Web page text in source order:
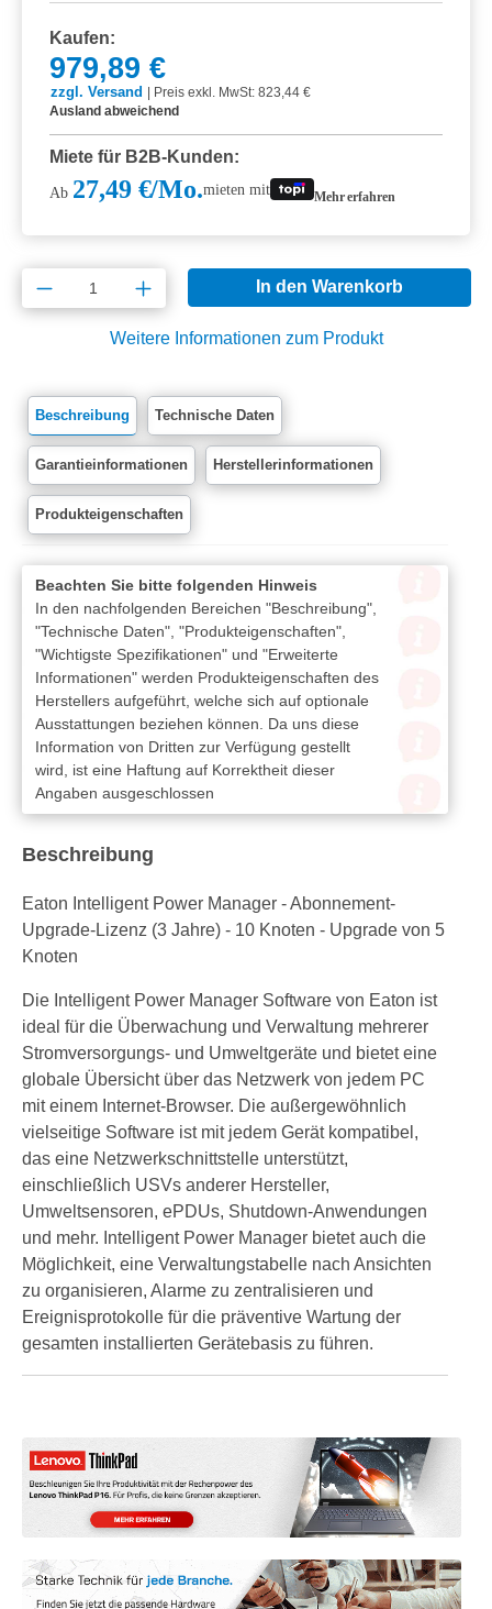
Kaufen:
979,89 €
zzgl. Versand | Preis exkl. MwSt: 823,44 €
Ausland abweichend
Miete für B2B-Kunden:
Ab 27,49 €/Mo.mieten mit Mehr erfahren
Produkt Anzahl: Gib den gewünschten
In den Warenkorb
Weitere Informationen zum Produkt
Beschreibung Technische Daten
Garantieinformationen Herstellerinformationen
Produkteigenschaften
Beachten Sie bitte folgenden Hinweis
In den nachfolgenden Bereichen "Beschreibung",
"Technische Daten", "Produkteigenschaften",
"Wichtigste Spezifikationen" und "Erweiterte
Informationen" werden Produkteigenschaften des
Herstellers aufgeführt, welche sich auf optionale
Ausstattungen beziehen können. Da uns diese
Information von Dritten zur Verfügung gestellt
wird, ist eine Haftung auf Korrektheit dieser
Angaben ausgeschlossen
Beschreibung
Eaton Intelligent Power Manager - Abonnement-
Upgrade-Lizenz (3 Jahre) - 10 Knoten - Upgrade von 5
Knoten
Die Intelligent Power Manager Software von Eaton ist
ideal für die Überwachung und Verwaltung mehrerer
Stromversorgungs- und Umweltgeräte und bietet eine
globale Übersicht über das Netzwerk von jedem PC
mit einem Internet-Browser. Die außergewöhnlich
vielseitige Software ist mit jedem Gerät kompatibel,
das eine Netzwerkschnittstelle unterstützt,
einschließlich USVs anderer Hersteller,
Umweltsensoren, ePDUs, Shutdown-Anwendungen
und mehr. Intelligent Power Manager bietet auch die
Möglichkeit, eine Verwaltungstabelle nach Ansichten
zu organisieren, Alarme zu zentralisieren und
Ereignisprotokolle für die präventive Wartung der
gesamten installierten Gerätebasis zu führen.